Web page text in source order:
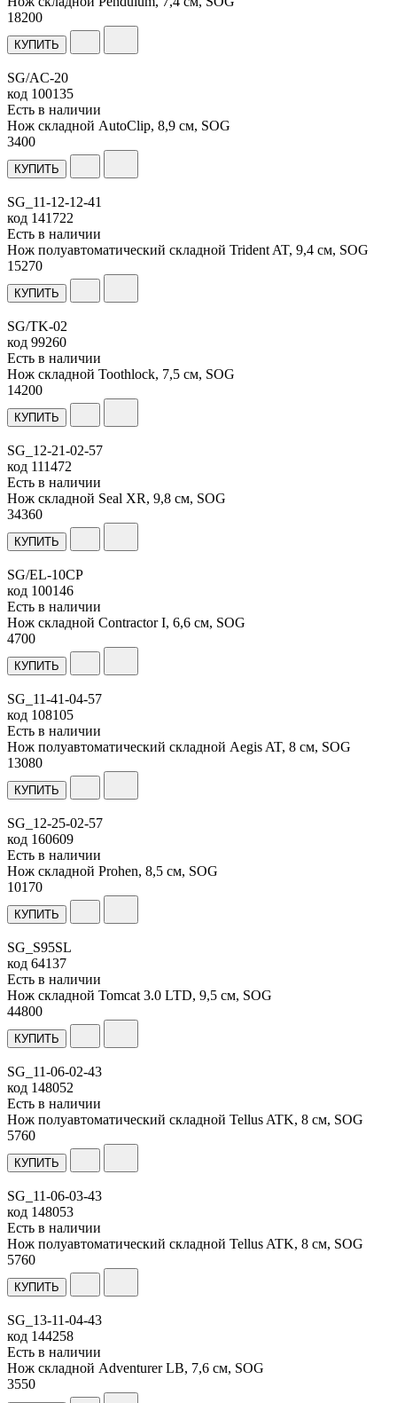
18200
КУПИТЬ
SG/AC-20
код 100135
Есть в наличии
Нож складной AutoClip, 8,9 см, SOG
3400
КУПИТЬ
SG_11-12-12-41
код 141722
Есть в наличии
Нож полуавтоматический складной Trident AT, 9,4 см, SOG
15270
КУПИТЬ
SG/TK-02
код 99260
Есть в наличии
Нож складной Toothlock, 7,5 см, SOG
14200
КУПИТЬ
SG_12-21-02-57
код 111472
Есть в наличии
Нож складной Seal XR, 9,8 см, SOG
34360
КУПИТЬ
SG/EL-10CP
код 100146
Есть в наличии
Нож складной Contractor I, 6,6 см, SOG
4700
КУПИТЬ
SG_11-41-04-57
код 108105
Есть в наличии
Нож полуавтоматический складной Aegis AT, 8 см, SOG
13080
КУПИТЬ
SG_12-25-02-57
код 160609
Есть в наличии
Нож складной Prohen, 8,5 см, SOG
10170
КУПИТЬ
SG_S95SL
код 64137
Есть в наличии
Нож складной Tomcat 3.0 LTD, 9,5 см, SOG
44800
КУПИТЬ
SG_11-06-02-43
код 148052
Есть в наличии
Нож полуавтоматический складной Tellus ATK, 8 см, SOG
5760
КУПИТЬ
SG_11-06-03-43
код 148053
Есть в наличии
Нож полуавтоматический складной Tellus ATK, 8 см, SOG
5760
КУПИТЬ
SG_13-11-04-43
код 144258
Есть в наличии
Нож складной Adventurer LB, 7,6 см, SOG
3550